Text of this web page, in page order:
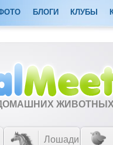
БЛОГИ КЛУБЫ
Лошади